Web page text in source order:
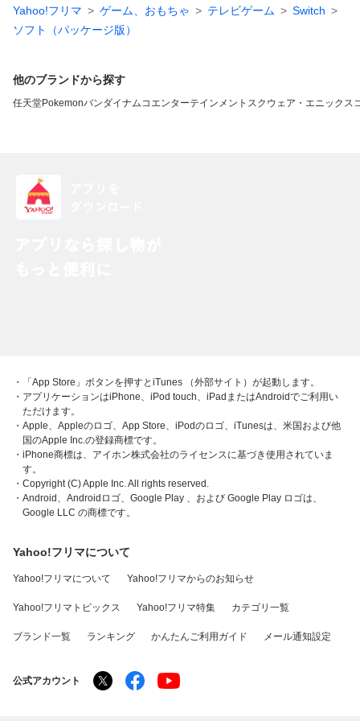
Yahoo!フリマ ゲーム、おもちゃ テレビゲーム
Switch
ソフト（パッケージ版）
他のブランドから探す
任天堂Pokemonバンダイナムコエンターテインメント スクウェア・エニックス
・「App Store」ボタンを押すとiTunes （外部サイト）が起動します。
・アプリケーションはiPhone、iPod touch、iPadまたはAndroidでご利用い
ただけます。
・Apple、Appleのロゴ、App Store、iPodのロゴ、iTunesは、米国および他
国のApple Inc.の登録商標です。
・iPhone商標は、アイホン株式会社のライセンスに基づき使用されていま
す。
・Copyright (C) Apple Inc. All rights reserved.
・Android、Androidロゴ、Google Play 、および Google Play ロゴは、
Google LLC の商標です。
Yahoo!フリマについて
Yahoo!フリマについて Yahoo!フリマからのお知らせ
Yahoo!フリマトピックス Yahoo!フリマ特集 カテゴリ一覧
ブランド一覧 ランキング かんたんご利用ガイド メール通知設定
公式アカウント